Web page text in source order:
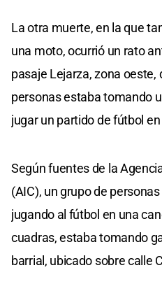
La otra muerte, en la que
una moto, ocurrió un rato
pasaje Lejarza, zona oeste,
personas estaba tomando
jugar un partido de fútbol
Según fuentes de la
(AIC), un grupo de
jugando al fútbol en una
cuadras, estaba tomando
barrial, ubicado sobre calle